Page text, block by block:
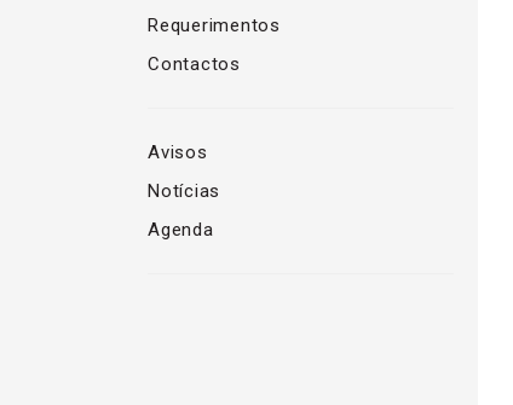
Requerimentos
Contactos
Avisos
Notícias
Agenda